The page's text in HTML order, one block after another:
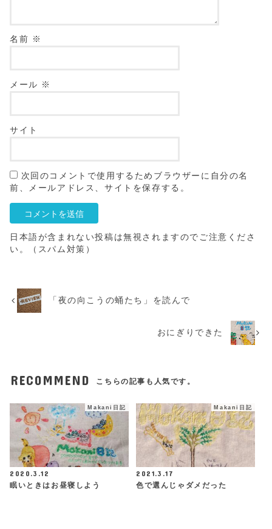
名前 ※
メール ※
サイト
次回のコメントで使用するためブラウザーに自分の名
前、メールアドレス、サイトを保存する。
日本語が含まれない投稿は無視されますのでご注意くださ
い。（スパム対策）
「夜の向こうの蛹たち」を読んで
おにぎりできた
RECOMMEND こちらの記事も人気です。
Makani日記
2020.3.12
眠いときはお昼寝しよう
Makani日記
2021.3.17
色で選んじゃダメだった